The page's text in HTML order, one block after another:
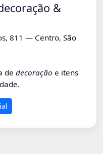
&
811 — Centro, São
de decoração e itens